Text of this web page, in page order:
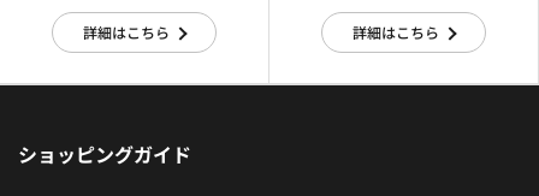
詳細はこちら 詳細はこちら
ショッピングガイド